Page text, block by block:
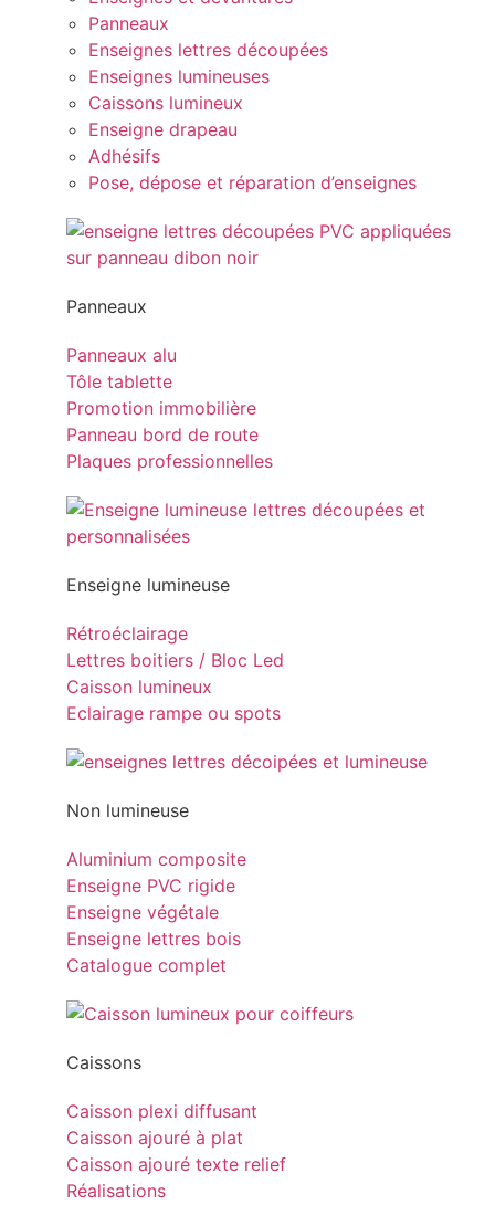
Panneaux
Enseignes lettres découpées
Enseignes lumineuses
Caissons lumineux
Enseigne drapeau
Adhésifs
Pose, dépose et réparation d’enseignes
Panneaux
Panneaux alu
Tôle tablette
Promotion immobilière
Panneau bord de route
Plaques professionnelles
Enseigne lumineuse
Rétroéclairage
Lettres boitiers / Bloc Led
Caisson lumineux
Eclairage rampe ou spots
Non lumineuse
Aluminium composite
Enseigne PVC rigide
Enseigne végétale
Enseigne lettres bois
Catalogue complet
Caissons
Caisson plexi diffusant
Caisson ajouré à plat
Caisson ajouré texte relief
Réalisations